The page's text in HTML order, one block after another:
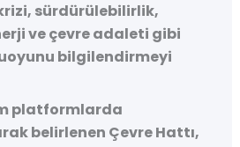
sürdürülebilirlik,
ve çevre adaleti gibi
bilgilendirmeyi
platformlarda
belirlenen Çevre Hattı,